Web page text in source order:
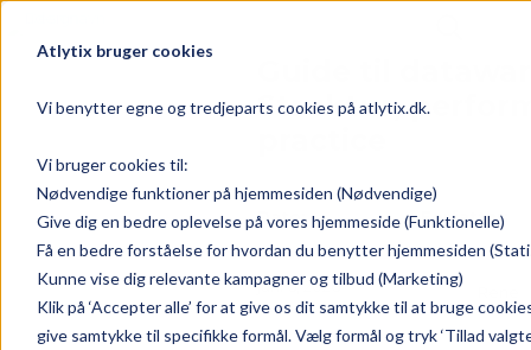
Atlytix bruger cookies
Vi benytter egne og tredjeparts cookies på atlytix.dk.
Vi bruger cookies til:
Nødvendige funktioner på hjemmesiden (Nødvendige)
Give dig en bedre oplevelse på vores hjemmeside (Funktionelle)
Få en bedre forståelse for hvordan du benytter hjemmesiden
Kunne vise dig relevante kampagner og tilbud (Marketing)
Klik på ‘Accepter alle’ for at give os dit samtykke til at bruge
give samtykke til specifikke formål. Vælg formål og tryk ‘Tillad
Struktur,
Dato:
juni 6, 2026
Forfatter: